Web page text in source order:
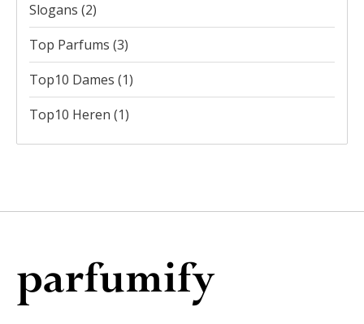
Slogans (2)
Top Parfums (3)
Top10 Dames (1)
Top10 Heren (1)